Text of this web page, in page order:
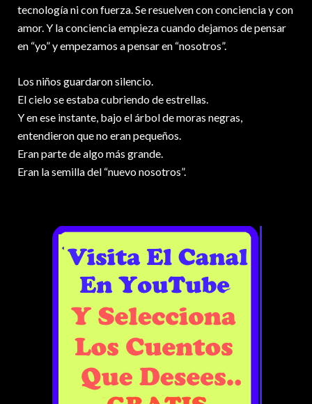
tecnología ni con fuerza. Se resuelven con conciencia y con
amor. Y la conciencia empieza cuando dejamos de pensar
en “yo” y empezamos a pensar en “nosotros”.
Los niños guardaron silencio.
El cielo se estaba cubriendo de estrellas.
Y en ese instante, bajo el árbol de moras negras,
entendieron que no eran pequeños.
Eran parte de algo más grande.
Eran la semilla del “nuevo nosotros”.